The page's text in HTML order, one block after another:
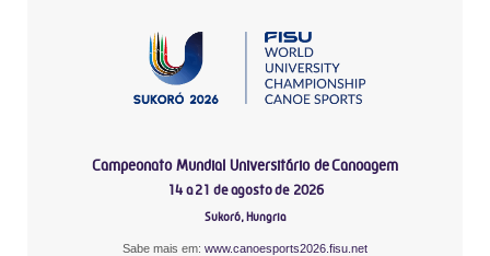
Campeonato Mundial Universitário de Canoagem
14 a 21 de agosto de 2026
Sukoró, Hungria
Sabe mais em: www.canoesports2026.fisu.net